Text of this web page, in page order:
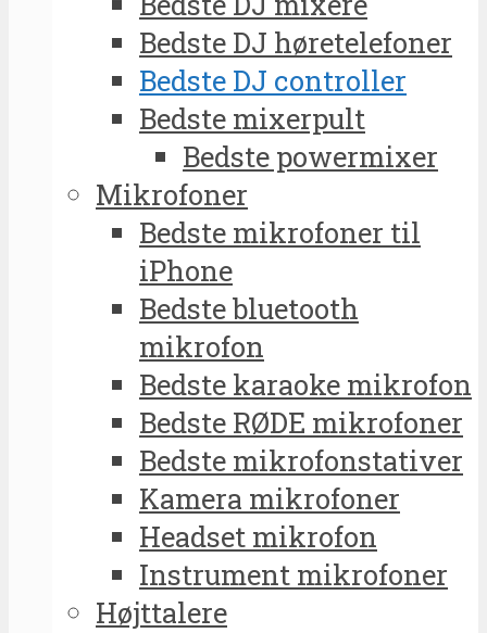
Bedste DJ høretelefoner
Bedste DJ controller
Bedste mixerpult
Bedste powermixer
Mikrofoner
Bedste mikrofoner til
iPhone
Bedste bluetooth
mikrofon
Bedste karaoke mikrofon
Bedste RØDE mikrofoner
Bedste mikrofonstativer
Kamera mikrofoner
Headset mikrofon
Instrument mikrofoner
Højttalere